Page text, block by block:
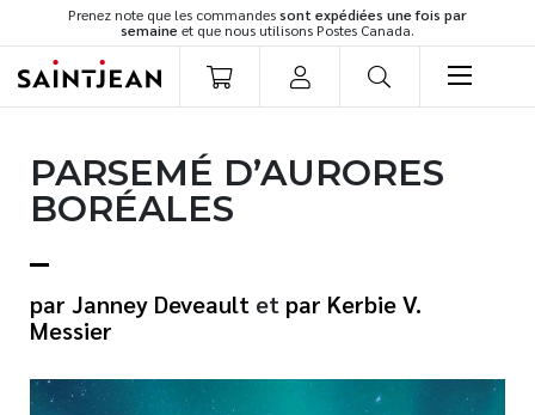
Prenez note que les commandessont expédiées une fois par
semaine et que nous utilisons Postes Canada.
Romans
Cuisine
Spiritualité
Culture générale
PARSEMÉ D’AURORES
BORÉALES
Janney Deveault et
Kerbie V.
Messier